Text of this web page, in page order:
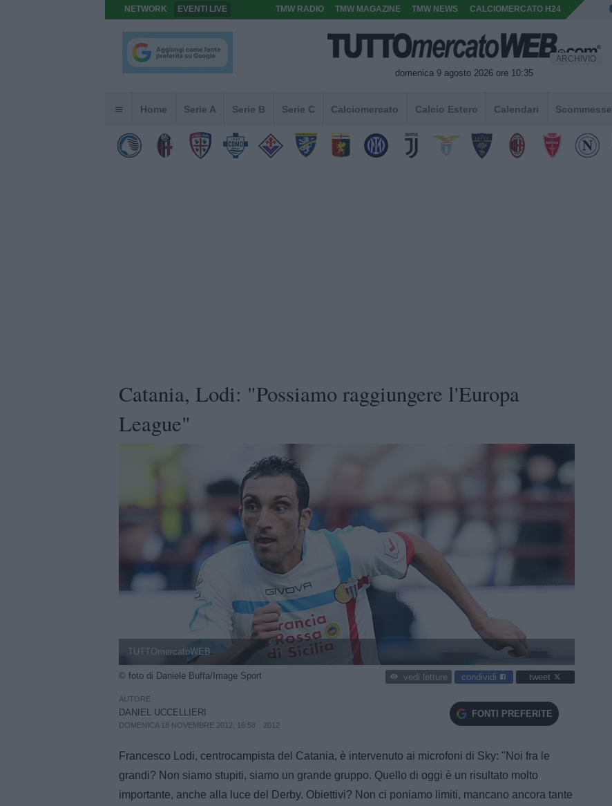
NETWORK EVENTI LIVE TMW RADIO TMW MAGAZINE TMW NEWS CALCIOMERCATO H24
domenica 9 agosto 2026 ore 10:35
ARCHIVIO
Home Serie A Serie B Serie C Calciomercato Calcio Estero Calendari Scommesse
Catania, Lodi: "Possiamo raggiungere l'Europa
League"
TUTTOmercatoWEB
© foto di Daniele Buffa/Image Sport vedi letture condividi tweet
AUTORE
DANIEL UCCELLIERI
DOMENICA 18 NOVEMBRE 2012, 16:58 2012
FONTI PREFERITE
Francesco Lodi, centrocampista del Catania, è intervenuto ai microfoni di Sky: "Noi fra le
grandi? Non siamo stupiti, siamo un grande gruppo. Quello di oggi è un risultato molto
importante, anche alla luce del Derby. Obiettivi? Non ci poniamo limiti, mancano ancora tante